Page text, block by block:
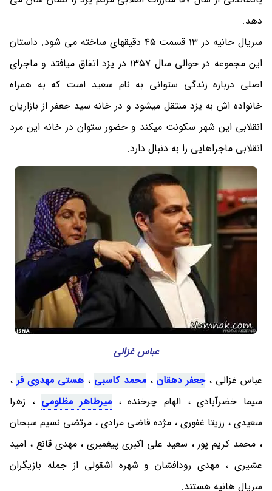
دهد.
سریال حانیه در 13 قسمت 45 دقیقه‎ای ساخته می شود. داستان
این مجموعه در حوالی سال 1357 در یزد اتفاق می‎افتد و ماجرای
اصلی درباره زندگی ستوانی به نام سعید است که به همراه
خانواده اش به یزد منتقل می‎شود و در خانه سید جعفر از بازاریان
انقلابی این شهر سکونت می‎کند و حضور ستوان در خانه این مرد
انقلابی ماجراهایی را به دنبال دارد.
عباس غزالی
عباس غزالی ،جعفر دهقان ،محمد کاسبی ، هستی مهدوی فر ،
سیما خضرآبادی ، الهام چرخنده ، میرطاهر مظلومی ، زهرا
سعیدی ، رزیتا غفوری ، مژده قاضی مرادی ، مرتضی نسیم سبحان
، محمد کریم پور ، سعید علی اکبری پیغمبری ، مهدی قانع ، امید
عشیری ، مهدی رودافشان و شهره اشقولی از جمله بازیگران
سریال هانیه هستند.